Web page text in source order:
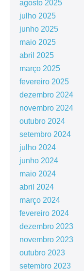
agosto 2025
julho 2025
junho 2025
maio 2025
abril 2025
março 2025
fevereiro 2025
dezembro 2024
novembro 2024
outubro 2024
setembro 2024
julho 2024
junho 2024
maio 2024
abril 2024
março 2024
fevereiro 2024
dezembro 2023
novembro 2023
outubro 2023
setembro 2023